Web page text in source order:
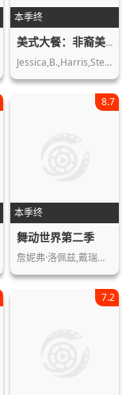
本季终
美式大餐：非裔美国人的饮食如何改变了美国
Jessica,B.,Harris,Stephen,Satterfiel…
本季终
8.7
舞动世界第二季
詹妮弗·洛佩兹,戴瑞克·浩夫,珍娜·迪…
7.2